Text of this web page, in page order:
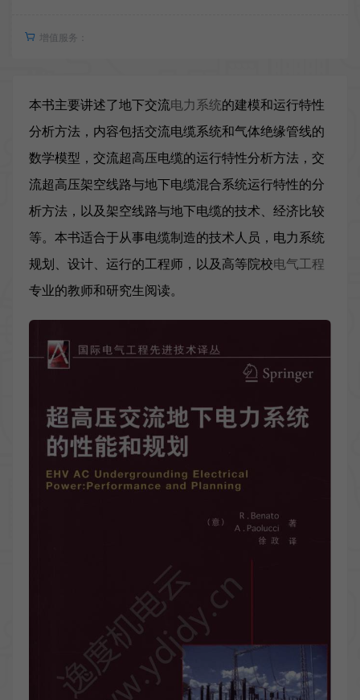
增值服务：
本书主要讲述了地下交流电力系统的建模和运行特性
分析方法，内容包括交流电缆系统和气体绝缘管线的
数学模型，交流超高压电缆的运行特性分析方法，交
流超高压架空线路与地下电缆混合系统运行特性的分
析方法，以及架空线路与地下电缆的技术、经济比较
等。本书适合于从事电缆制造的技术人员，电力系统
规划、设计、运行的工程师，以及高等院校电气工程
专业的教师和研究生阅读。